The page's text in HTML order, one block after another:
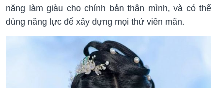
năng làm giàu cho chính bản thân mình, và có thể
dùng năng lực để xây dựng mọi thứ viên mãn.